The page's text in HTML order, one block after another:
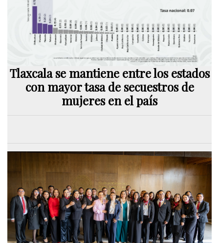
Tlaxcala se mantiene entre los estados
con mayor tasa de secuestros de
mujeres en el país